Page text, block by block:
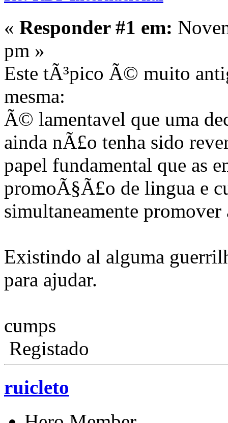
« Responder #1 em:
pm »
Este tÃ³pico Ã© muito
mesma:
Ã© lamentavel que uma
ainda nÃ£o tenha sido
papel fundamental que as
promoÃ§Ã£o de lingua e
simultaneamente
Existindo al alguma
para ajudar.
cumps
Registado
ruicleto